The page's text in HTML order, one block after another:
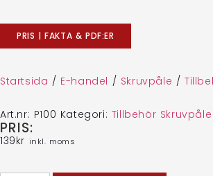
PRIS | FAKTA & PDF:ER
Startsida / E-handel / Skruvpåle /
Art.nr: P100 Kategori: Tillbehör Skruvpåle
PRIS:
139kr inkl. moms